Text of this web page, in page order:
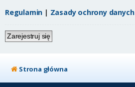
Regulamin | Zasady ochrony
Zarejestruj się
Strona główna